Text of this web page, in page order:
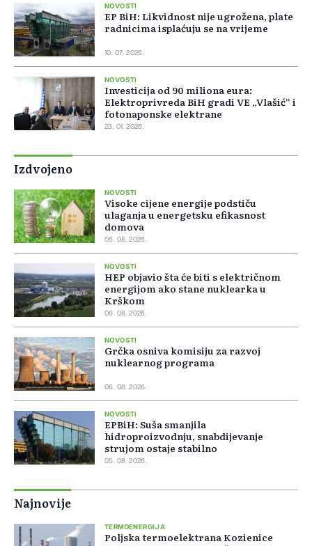
NOVOSTI
EP BiH: Likvidnost nije ugrožena, plate
radnicima isplaćuju se na vrijeme
10. 07. 2026.
NOVOSTI
Investicija od 90 miliona eura:
Elektroprivreda BiH gradi VE „Vlašić“ i
fotonaponske elektrane
23. 01. 2026.
Izdvojeno
NOVOSTI
Visoke cijene energije podstiču
ulaganja u energetsku efikasnost
domova
06. 08. 2026.
NOVOSTI
HEP objavio šta će biti s električnom
energijom ako stane nuklearka u
Krškom
06. 08. 2026.
NOVOSTI
Grčka osniva komisiju za razvoj
nuklearnog programa
06. 08. 2026.
NOVOSTI
EPBiH: Suša smanjila
hidroproizvodnju, snabdijevanje
strujom ostaje stabilno
05. 08. 2026.
Najnovije
TERMOENERGIJA
Poljska termoelektrana Kozienice